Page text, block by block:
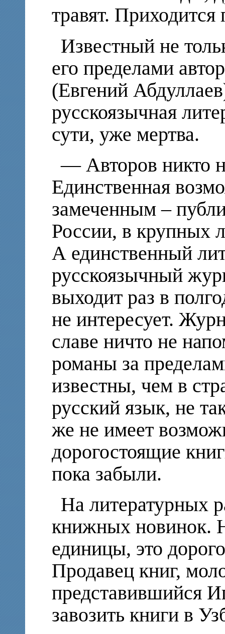
травят. Приходится
Известный не
его пределами
(Евгений
русскоязычная
сути, уже мертва.
— Авторов никто
Единственная
замеченным –
России, в крупных
А единственный
русскоязычный
выходит раз в
не интересует.
славе ничто не
романы за
известны, чем в
русский язык, не
же не имеет
дорогостоящие
пока забыли.
На литературных
книжных новинок.
единицы, это
Продавец книг,
представившийся
завозить книги в